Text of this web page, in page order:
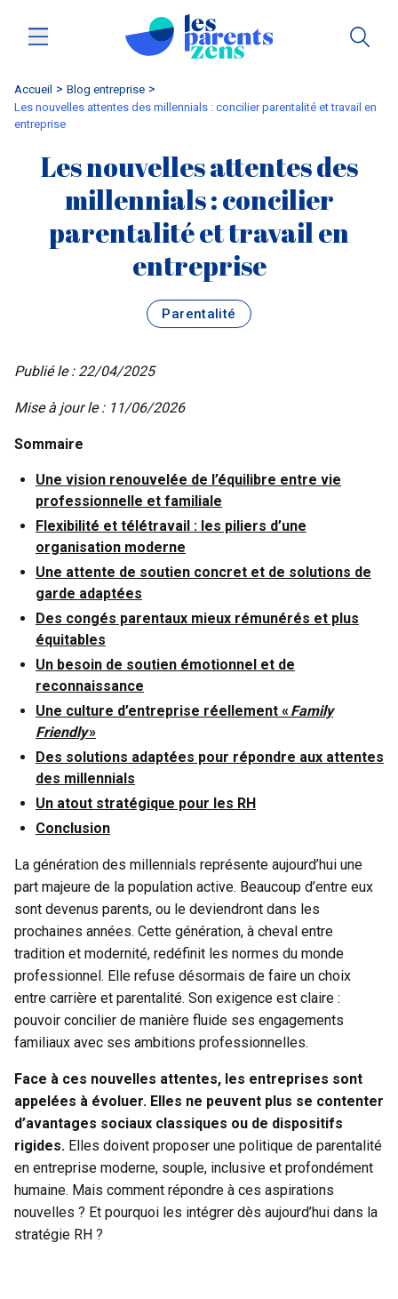
Accueil
blog entreprise
Les nouvelles attentes des millennials : concilier parentalité et travail en
entreprise
Les nouvelles attentes des
millennials : concilier
parentalité et travail en
entreprise
Parentalité
Publié le : 22/04/2025
Mise à jour le : 11/06/2026
Sommaire
Une vision renouvelée de l’équilibre entre vie
professionnelle et familiale
Flexibilité et télétravail : les piliers d’une
organisation moderne
Une attente de soutien concret et de solutions de
garde adaptées
Des congés parentaux mieux rémunérés et plus
équitables
Un besoin de soutien émotionnel et de
reconnaissance
Une culture d’entreprise réellement « Family
Friendly»
Des solutions adaptées pour répondre aux attentes
des millennials
Un atout stratégique pour les RH
Conclusion
La génération des millennials représente aujourd’hui une
part majeure de la population active. Beaucoup d’entre eux
sont devenus parents, ou le deviendront dans les
prochaines années. Cette génération, à cheval entre
tradition et modernité, redéfinit les normes du monde
professionnel. Elle refuse désormais de faire un choix
entre carrière et parentalité. Son exigence est claire :
pouvoir concilier de manière fluide ses engagements
familiaux avec ses ambitions professionnelles.
Face à ces nouvelles attentes, les entreprises sont
appelées à évoluer. Elles ne peuvent plus se contenter
d’avantages sociaux classiques ou de dispositifs
rigides. Elles doivent proposer une politique de parentalité
en entreprise moderne, souple, inclusive et profondément
humaine. Mais comment répondre à ces aspirations
nouvelles ? Et pourquoi les intégrer dès aujourd’hui dans la
stratégie RH ?